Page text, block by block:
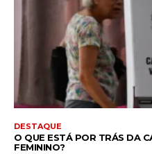
DESTAQUE
O QUE ESTÁ POR TRÁS DA
FEMININO?